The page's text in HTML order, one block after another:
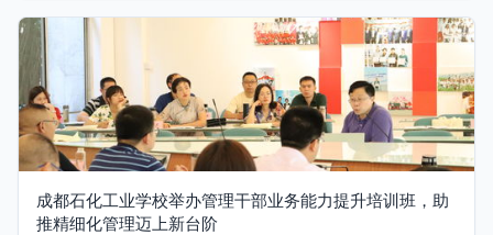
成都石化工业学校举办管理干部业务能力提升培训班，助
推精细化管理迈上新台阶